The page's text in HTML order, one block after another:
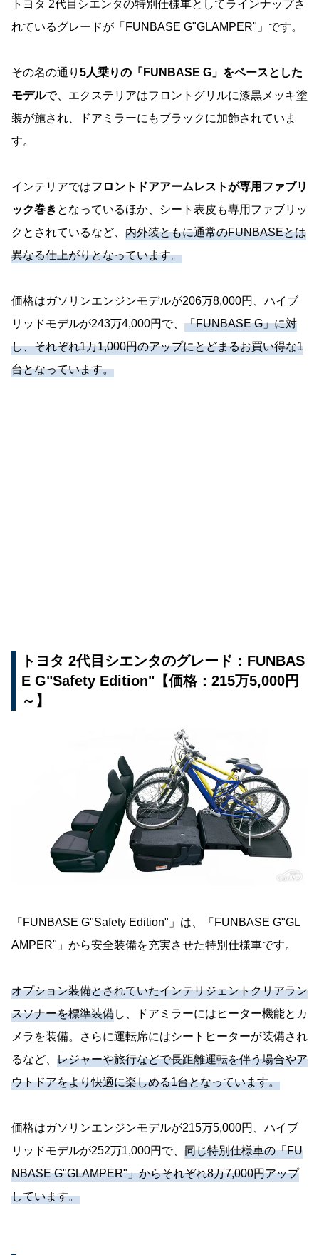
トヨタ 2代目シエンタの特別仕様車としてラインナップさ
れているグレードが「FUNBASE G"GLAMPER"」です。
その名の通り 5人乗りの「FUNBASE G」をベースとした
モデルで、エクステリアはフロントグリルに漆黒メッキ塗
装が施され、ドアミラーにもブラックに加飾されていま
す。
インテリアではフロントドアアームレストが専用ファブリ
ック巻き となっているほか、シート表皮も専用ファブリッ
クとされているなど、 内外装ともに通常のFUNBASEとは
異なる仕上がりとなっています。
価格はガソリンエンジンモデルが206万8,000円、ハイブ
リッドモデルが243万4,000円で、 「FUNBASE G」に対
し、それぞれ1万1,000円のアップにとどまるお買い得な1
台となっています。
トヨタ 2代目シエンタのグレード：FUNBAS
E G"Safety Edition"【価格：215万5,000円
～】
「FUNBASE G"Safety Edition"」は、「FUNBASE G"GL
AMPER"」から安全装備を充実させた特別仕様車です。
オプション装備とされていたインテリジェントクリアラン
スソナーを標準装備し、ドアミラーにはヒーター機能とカ
メラを装備。さらに運転席にはシートヒーターが装備され
るなど、 レジャーや旅行などで長距離運転を伴う場合やア
ウトドアをより快適に楽しめる1台となっています。
価格はガソリンエンジンモデルが215万5,000円、ハイブ
リッドモデルが252万1,000円で、 同じ特別仕様車の「FU
NBASE G"GLAMPER"」からそれぞれ8万7,000円アップ
しています。